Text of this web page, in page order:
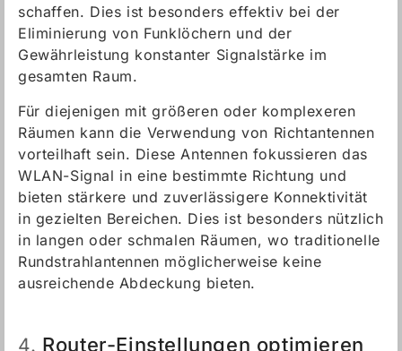
schaffen. Dies ist besonders effektiv bei der
Eliminierung von Funklöchern und der
Gewährleistung konstanter Signalstärke im
gesamten Raum.
Für diejenigen mit größeren oder komplexeren
Räumen kann die Verwendung von Richtantennen
vorteilhaft sein. Diese Antennen fokussieren das
WLAN-Signal in eine bestimmte Richtung und
bieten stärkere und zuverlässigere Konnektivität
in gezielten Bereichen. Dies ist besonders nützlich
in langen oder schmalen Räumen, wo traditionelle
Rundstrahlantennen möglicherweise keine
ausreichende Abdeckung bieten.
4. Router-Einstellungen optimieren